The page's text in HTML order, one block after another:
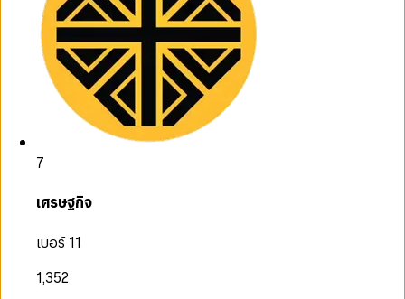
7
เศรษฐกิจ
เบอร์ 11
1,352